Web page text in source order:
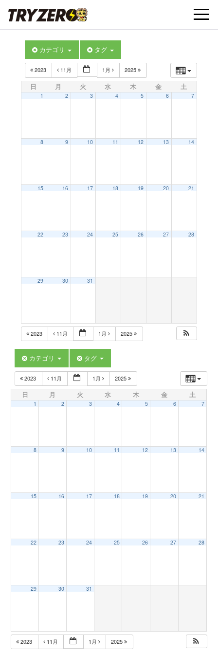
t
t
i
カテゴリ タグ
2023 11月 1月 2025
日 月 火 水 木 金 土
1 2 3 4 5 6 7
8 9 10 11 12 13 14
15 16 17 18 19 20 21
22 23 24 25 26 27 28
29 30 31
2023 11月 1月 2025
カテゴリ タグ
2023 11月 1月 2025
日 月 火 水 木 金 土
1 2 3 4 5 6 7
8 9 10 11 12 13 14
15 16 17 18 19 20 21
22 23 24 25 26 27 28
29 30 31
2023 11月 1月 2025